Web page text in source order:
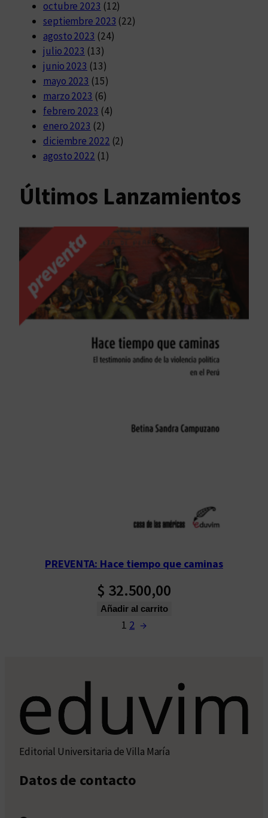
octubre 2023 (12)
septiembre 2023 (22)
agosto 2023 (24)
julio 2023 (13)
junio 2023 (13)
mayo 2023 (15)
marzo 2023 (6)
febrero 2023 (4)
enero 2023 (2)
diciembre 2022 (2)
agosto 2022 (1)
Últimos Lanzamientos
PREVENTA: Hace tiempo que caminas
$ 32.500,00
Añadir al carrito
1 2 →
Editorial Universitaria de Villa María
Datos de contacto